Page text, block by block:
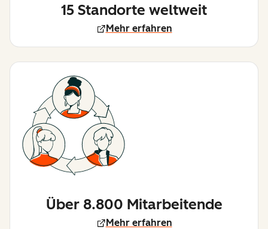
15 Standorte weltweit
Mehr erfahren
Über 8.800 Mitarbeitende
Mehr erfahren